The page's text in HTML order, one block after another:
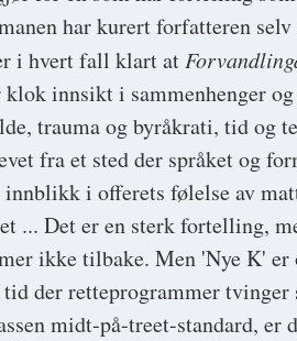
har kurert forfatteren
i hvert fall klart at
innsikt i sammenhenger
trauma og byråkrati, tid og
fra et sted der språket og
i offerets følelse av
... Det er en sterk fortelling,
ikke tilbake. Men 'Nye K' er
tid der retteprogrammer tvinger
midt-på-treet-standard, er